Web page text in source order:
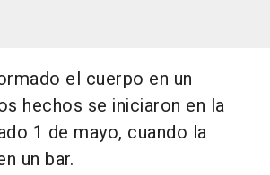
el cuerpo en un
hechos se iniciaron en la
1 de mayo, cuando la
un bar.